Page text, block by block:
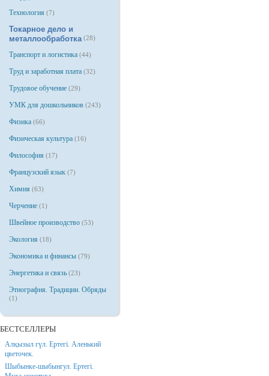
Технология (7)
Токарное дело и
металлообработка (28)
Транспорт и логистика (44)
Труд и заработная плата (32)
Трудовое обучение (29)
УМК для дошкольников (243)
Физика (66)
Физическая культура (16)
Философия (17)
Французский язык (7)
Химия (63)
Черчение (1)
Швейное производство (53)
Экология (18)
Экономика и финансы (79)
Энергетика и связь (23)
Этнография. Традиции. Обряды
(1)
БЕСТСЕЛЛЕРЫ
Алқызыл гүл. Ертегі. Аленький
цветочек.
Шыбынке-шыбынгул. Ертегі.